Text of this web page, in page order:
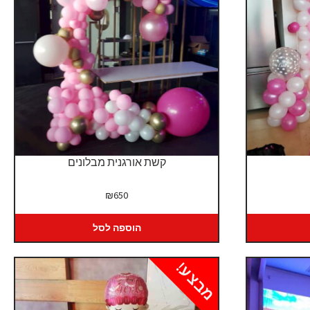
קשת אורגנית מבלונים
₪650
הוספה לסל
מבצע!